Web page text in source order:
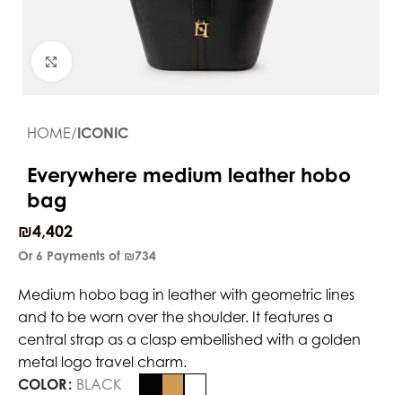
Click to enlarge
HOME ICONIC
Everywhere medium leather hobo
bag
₪4,402
Or 6 Payments of ₪734
Medium hobo bag in leather with geometric lines
and to be worn over the shoulder. It features a
central strap as a clasp embellished with a golden
metal logo travel charm.
COLOR BLACK